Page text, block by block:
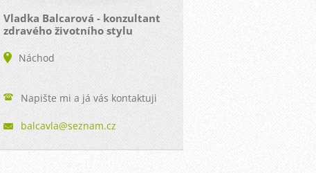
Vladka Balcarová - konzultant
zdravého životního stylu
Náchod
Napište mi a já vás kontaktuji
balcavla@seznam.cz